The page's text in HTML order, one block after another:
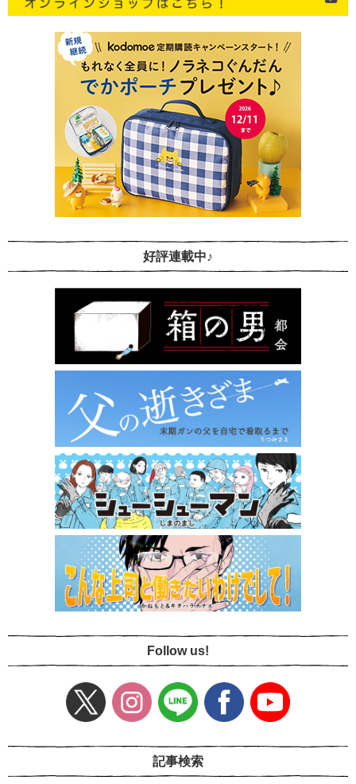
好評連載中♪
Follow us!
記事検索